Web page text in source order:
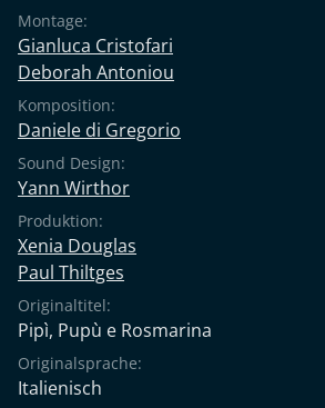
Montage:
Gianluca Cristofari
Deborah Antoniou
Komposition:
Daniele di Gregorio
Sound Design:
Yann Wirthor
Produktion:
Xenia Douglas
Paul Thiltges
Originaltitel:
Pipì, Pupù e Rosmarina
Originalsprache:
Italienisch